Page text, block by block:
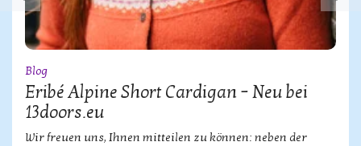
Blog
Eribé Alpine Short Cardigan – Neu bei
13doors.eu
Wir freuen uns, Ihnen mitteilen zu können: neben der